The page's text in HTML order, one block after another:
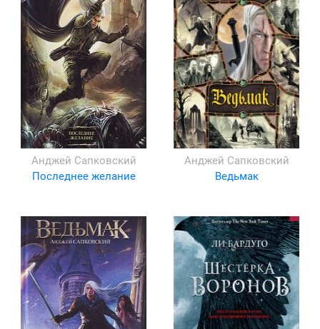
Анджей Сапковский
Последнее желание
Анджей Сапковский
Ведьмак